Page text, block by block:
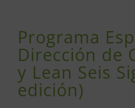
Programa
Dirección de
y Lean Seis
edición)